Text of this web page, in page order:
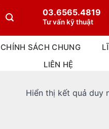
03.6565.4819
Tư vấn kỹ thuật
CHÍNH SÁCH CHUNG
LIÊN HỆ
Hiển thị kết quả duy